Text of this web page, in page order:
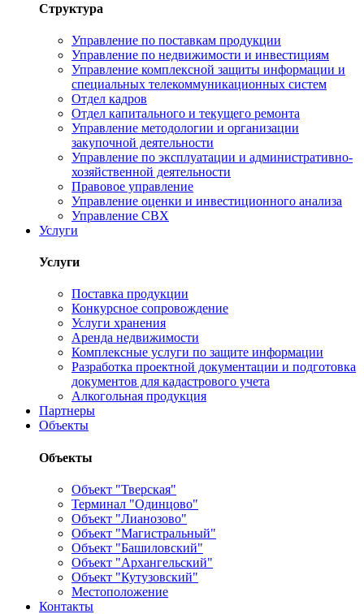
Структура
Управление по поставкам продукции
Управление по недвижимости и инвестициям
Управление комплексной защиты информации и
специальных телекоммуникационных систем
Отдел кадров
Отдел капитального и текущего ремонта
Управление методологии и организации
закупочной деятельности
Управление по эксплуатации и административно-
хозяйственной деятельности
Правовое управление
Управление оценки и инвестиционного анализа
Управление СВХ
Услуги
Услуги
Поставка продукции
Конкурсное сопровождение
Услуги хранения
Аренда недвижимости
Комплексные услуги по защите информации
Разработка проектной документации и подготовка
документов для кадастрового учета
Алкогольная продукция
Партнеры
Объекты
Объекты
Объект "Тверская"
Терминал "Одинцово"
Объект "Лианозово"
Объект "Магистральный"
Объект "Башиловский"
Объект "Архангельский"
Объект "Кутузовский"
Местоположение
Контакты